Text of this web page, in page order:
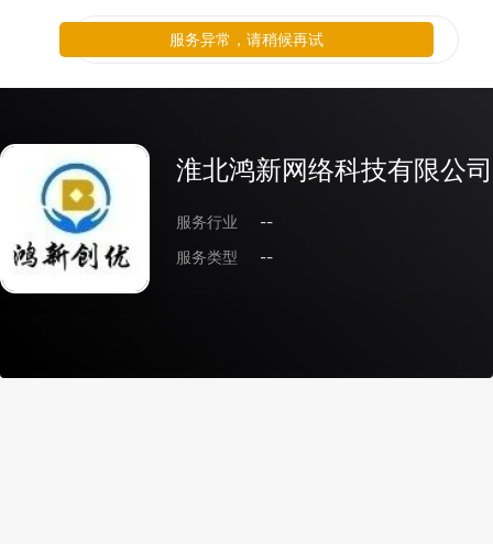
淮北鸿新网络科技有限公司
服务行业
--
服务类型
--
服务异常，请稍候再试